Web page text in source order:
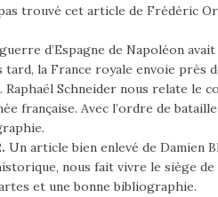
trouvé cet article de Frédéric
d’Espagne de Napoléon
la France royale envoie près
Schneider nous relate le
française. Avec l’ordre de
Un article bien enlevé de Damien
nous fait vivre le siège de
et une bonne bibliographie.